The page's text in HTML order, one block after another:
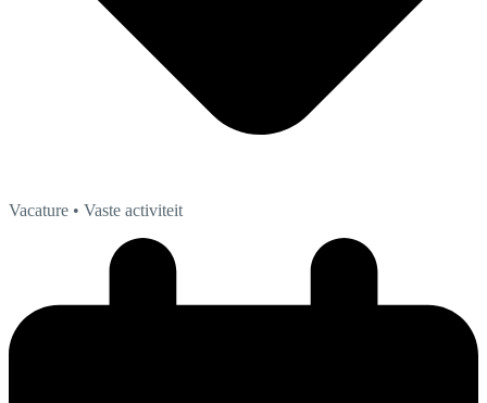
Vacature • Vaste activiteit